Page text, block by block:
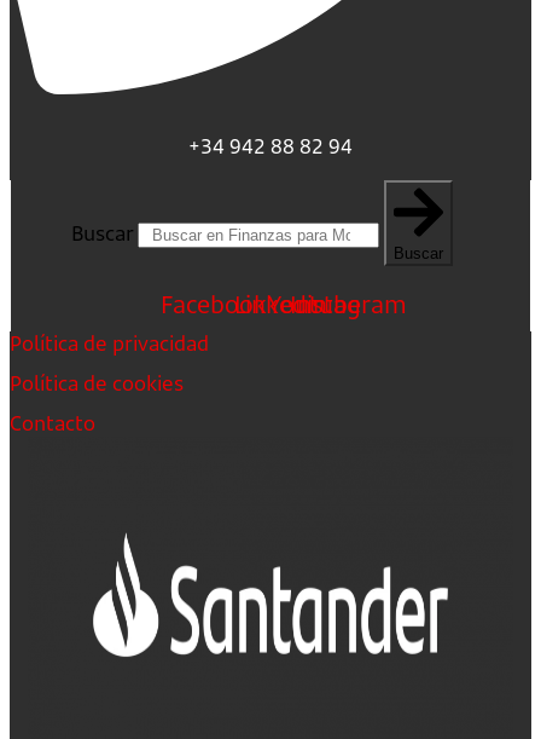
+34 942 88 82 94
Buscar
Buscar
FacebookLinkedin
Youtube
Instagram
Política de privacidad
Política de cookies
Contacto